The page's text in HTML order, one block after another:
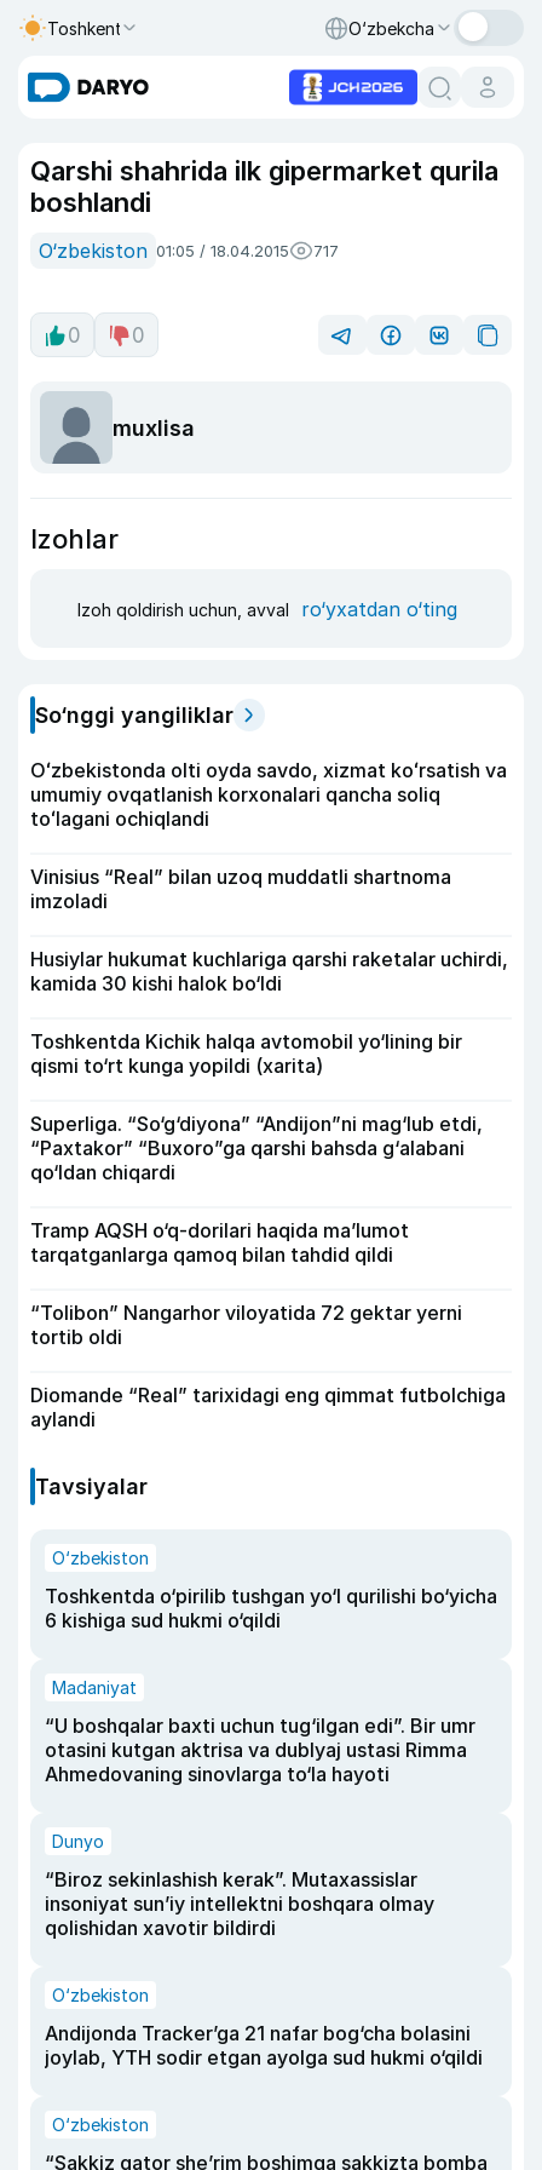
Toshkent O‘zbekcha
Qarshi shahrida ilk gipermarket qurila
boshlandi
O‘zbekiston 01:05 / 18.04.2015 717
0 0
muxlisa
Izohlar
Izoh qoldirish uchun, avval ro‘yxatdan o‘ting
So‘nggi yangiliklar
Oʻzbekistonda olti oyda savdo, xizmat koʻrsatish va
umumiy ovqatlanish korxonalari qancha soliq
toʻlagani ochiqlandi
Vinisius “Real” bilan uzoq muddatli shartnoma
imzoladi
Husiylar hukumat kuchlariga qarshi raketalar uchirdi,
kamida 30 kishi halok bo‘ldi
Toshkentda Kichik halqa avtomobil yo‘lining bir
qismi to‘rt kunga yopildi (xarita)
Superliga. “So‘g‘diyona” “Andijon”ni mag‘lub etdi,
“Paxtakor” “Buxoro”ga qarshi bahsda g‘alabani
qo‘ldan chiqardi
Tramp AQSH o‘q-dorilari haqida ma’lumot
tarqatganlarga qamoq bilan tahdid qildi
“Tolibon” Nangarhor viloyatida 72 gektar yerni
tortib oldi
Diomande “Real” tarixidagi eng qimmat futbolchiga
aylandi
Tavsiyalar
O‘zbekiston
Toshkentda o‘pirilib tushgan yo‘l qurilishi bo‘yicha
6 kishiga sud hukmi o‘qildi
Madaniyat
“U boshqalar baxti uchun tug‘ilgan edi”. Bir umr
otasini kutgan aktrisa va dublyaj ustasi Rimma
Ahmedovaning sinovlarga to‘la hayoti
Dunyo
“Biroz sekinlashish kerak”. Mutaxassislar
insoniyat sun’iy intellektni boshqara olmay
qolishidan xavotir bildirdi
O‘zbekiston
Andijonda Tracker’ga 21 nafar bog‘cha bolasini
joylab, YTH sodir etgan ayolga sud hukmi o‘qildi
O‘zbekiston
“Sakkiz qator she’rim boshimga sakkizta bomba